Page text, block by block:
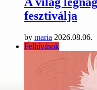
fesztiválja
by maria 2026.08.06.
Felhívások